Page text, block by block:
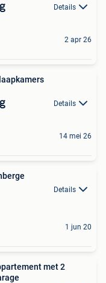
Details
2 apr 26
Details
14 mei 26
Details
1 jun 20
met 2